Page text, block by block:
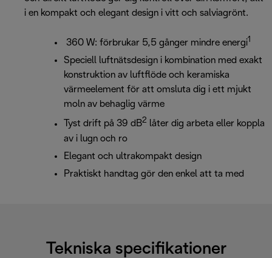
i en kompakt och elegant design i vitt och salviagrönt.
360 W: förbrukar 5,5 gånger mindre energi1
Speciell luftnätsdesign i kombination med exakt
konstruktion av luftflöde och keramiska
värmeelement för att omsluta dig i ett mjukt
moln av behaglig värme
Tyst drift på 39 dB2 låter dig arbeta eller koppla
av i lugn och ro
Elegant och ultrakompakt design
Praktiskt handtag gör den enkel att ta med
Tekniska specifikationer